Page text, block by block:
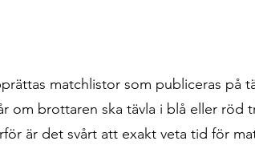
matchlistor som publiceras på
om brottaren ska tävla i blå eller röd
är det svårt att exakt veta tid för